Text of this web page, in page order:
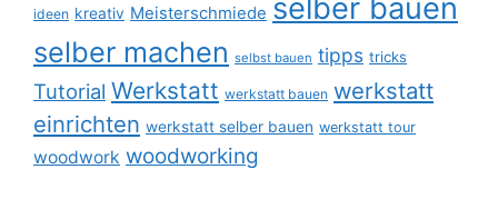
ideen kreativ Meisterschmiede selber bauen
selber machen selbst bauen tipps tricks
Tutorial Werkstatt werkstatt bauen werkstatt
einrichten werkstatt selber bauen werkstatt tour
woodwork woodworking